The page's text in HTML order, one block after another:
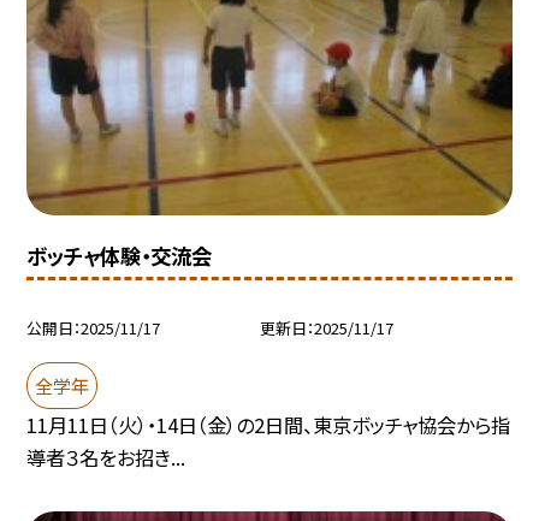
ボッチャ体験・交流会
公開日 2025/11/17 更新日 2025/11/17
全学年
11月11日（火）・14日（金）の2日間、東京ボッチャ協会から指
導者３名をお招き...